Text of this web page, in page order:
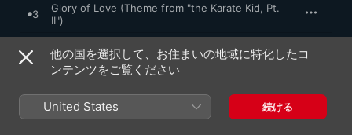
3
Glory of Love (Theme from "the Karate Kid, Pt.
II")
4 Queen of the Masquerade Ball
The Next Time I Fall (With Amy Grant)
他の国を選択して、お住まいの地域に特化したコ
ンテンツをご覧ください
United States 続ける